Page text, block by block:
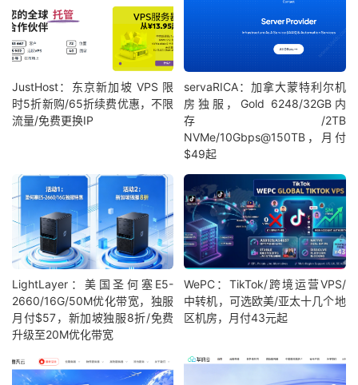
JustHost：东京新加坡 VPS 限
时5折新购/65折续费优惠，不限
流量/免费更换IP
servaRICA：加拿大蒙特利尔机
房独服，Gold 6248/32GB内
存/2TB
NVMe/10Gbps@150TB，月付
$49起
LightLayer：美国圣何塞E5-
2660/16G/50M优化带宽，独服
月付$57，新加坡独服8折/免费
升级至20M优化带宽
WePC：TikTok/跨境运营VPS/
中转机，可选欧美/亚太十几个地
区机房，月付43元起